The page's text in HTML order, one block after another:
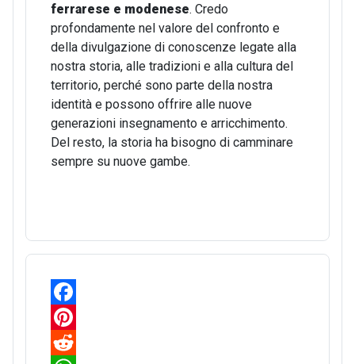
ferrarese e modenese. Credo
profondamente nel valore del confronto e
della divulgazione di conoscenze legate alla
nostra storia, alle tradizioni e alla cultura del
territorio, perché sono parte della nostra
identità e possono offrire alle nuove
generazioni insegnamento e arricchimento.
Del resto, la storia ha bisogno di camminare
sempre su nuove gambe.
F
a
P